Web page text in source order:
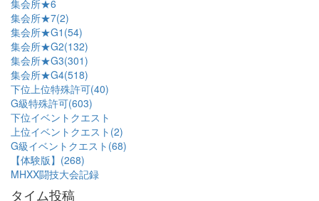
集会所★6
集会所★7(2)
集会所★G1(54)
集会所★G2(132)
集会所★G3(301)
集会所★G4(518)
下位上位特殊許可(40)
G級特殊許可(603)
下位イベントクエスト
上位イベントクエスト(2)
G級イベントクエスト(68)
【体験版】(268)
MHXX闘技大会記録
タイム投稿